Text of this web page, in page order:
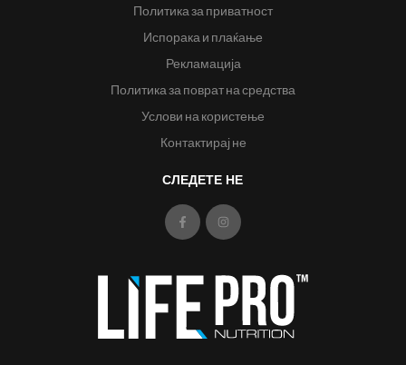
Политика за приватност
Испорака и плаќање
Рекламација
Политика за поврат на средства
Услови на користење
Контактирај не
СЛЕДЕТЕ НЕ